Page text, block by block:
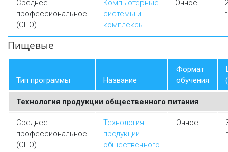
Среднее
профессиональное
(СПО)
Компьютерные
системы и
комплексы
Очное
Пищевые
Тип программы Название
Формат
обучения
Технология продукции общественного питания
Среднее
профессиональное
(СПО)
Технология
продукции
общественного
Очное